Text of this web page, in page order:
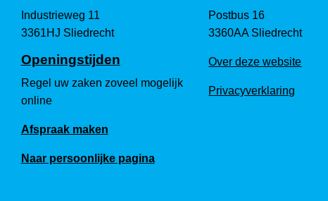
Industrieweg 11
3361HJ Sliedrecht
Openingstijden
Regel uw zaken zoveel mogelijk
online
Afspraak maken
Naar persoonlijke pagina
Postbus 16
3360AA Sliedrecht
Over deze website
Privacyverklaring